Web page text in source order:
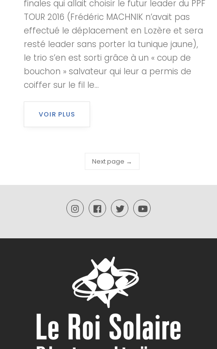
finales qui allait choisir le futur leader du PPF
TOUR 2016 (Frédéric MACHNIK n’avait pas
effectué le déplacement en Lozère et sera
resté leader sans porter la tunique jaune),
le trio s’en est sorti grâce à un « coup de
bouchon » salvateur qui leur a permis de
coiffer sur le fil le...
VOIR PLUS
Next page →